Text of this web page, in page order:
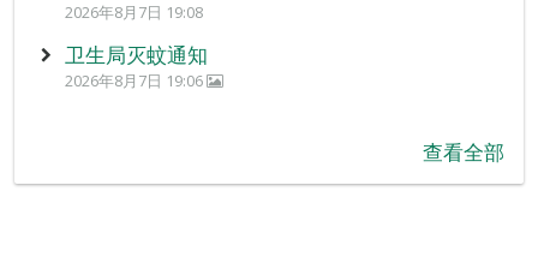
2026年8月7日 19:08
卫生局灭蚊通知
2026年8月7日 19:06
查看全部